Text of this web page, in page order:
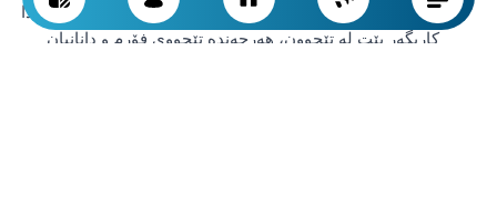
و کەمکردنەوەی کێش، دەتوانێت لە پڕۆژە گەورە و فراوانەکاندا
کاریگەر بێت لە تێچوون، هەرچەندە تێچووی فۆرم و دانانیان